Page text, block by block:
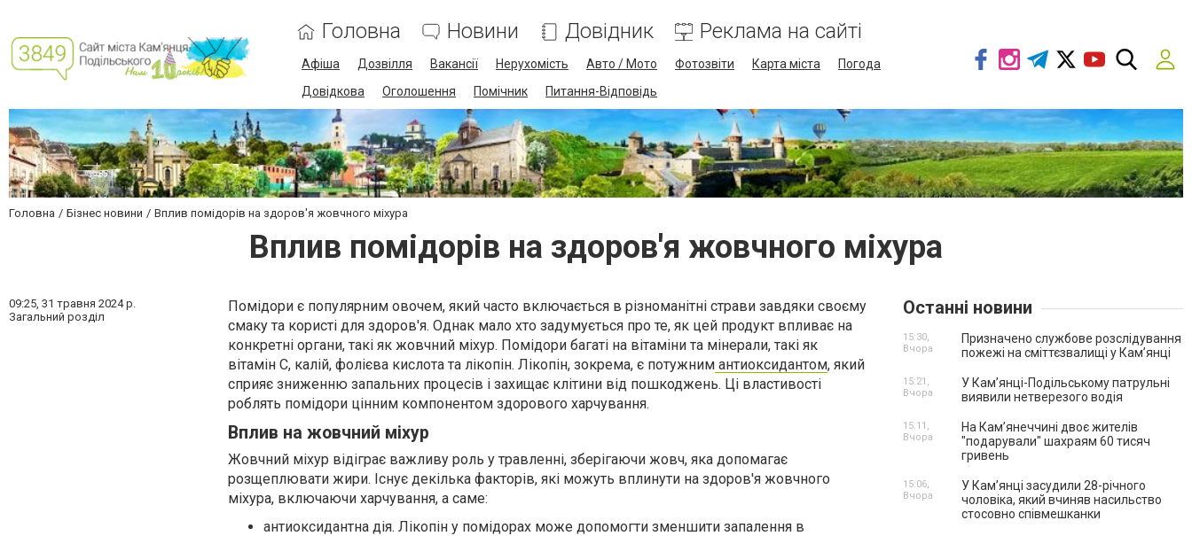
Головна Новини Довідник Реклама на сайті
Афіша Дозвілля Вакансії Нерухомість Авто / Мото Фотозвіти Карта міста
Погода
Довідкова
Оголошення Помічник Питання-Відповідь
Головна Бізнес новини Вплив помідорів на здоров'я жовчного міхура
Вплив помідорів на здоров'я жовчного міхура
09:25, 31 травня 2024 р.
Загальний розділ
Помідори є популярним овочем, який часто включається в різноманітні страви завдяки своєму
смаку та користі для здоров'я. Однак мало хто задумується про те, як цей продукт впливає на
конкретні органи, такі як жовчний міхур. Помідори багаті на вітаміни та мінерали, такі як
вітамін C, калій, фолієва кислота та лікопін. Лікопін, зокрема, є потужним антиоксидантом, який
сприяє зниженню запальних процесів і захищає клітини від пошкоджень. Ці властивості
роблять помідори цінним компонентом здорового харчування.
Вплив на жовчний міхур
Жовчний міхур відіграє важливу роль у травленні, зберігаючи жовч, яка допомагає
розщеплювати жири. Існує декілька факторів, які можуть вплинути на здоров'я жовчного
міхура, включаючи харчування, а саме:
антиоксидантна дія. Лікопін у помідорах може допомогти зменшити запалення в
Останні новини
Призначено службове розслідування
пожежі на сміттєзвалищі у Кам’янці
15:30,
Вчора
У Кам’янці-Подільському патрульні
виявили нетверезого водія
15:21,
Вчора
На Камʼянеччині двоє жителів
"подарували" шахраям 60 тисяч
гривень
15:11,
Вчора
У Камʼянці засудили 28-річного
чоловіка, який вчиняв насильство
стосовно співмешканки
15:06,
Вчора